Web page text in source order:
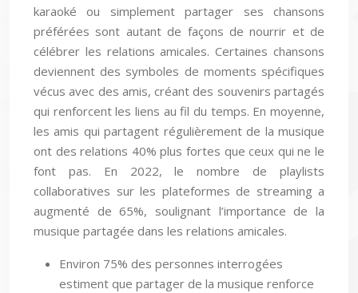
karaoké ou simplement partager ses chansons
préférées sont autant de façons de nourrir et de
célébrer les relations amicales. Certaines chansons
deviennent des symboles de moments spécifiques
vécus avec des amis, créant des souvenirs partagés
qui renforcent les liens au fil du temps. En moyenne,
les amis qui partagent régulièrement de la musique
ont des relations 40% plus fortes que ceux qui ne le
font pas. En 2022, le nombre de playlists
collaboratives sur les plateformes de streaming a
augmenté de 65%, soulignant l’importance de la
musique partagée dans les relations amicales.
Environ 75% des personnes interrogées
estiment que partager de la musique renforce